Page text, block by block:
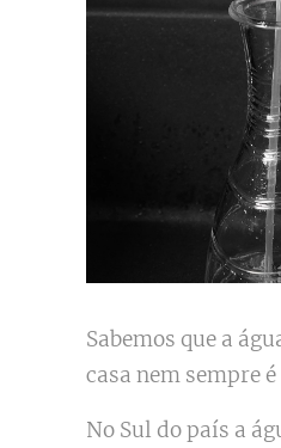
Sabemos que a
casa nem sempre
No Sul do país a